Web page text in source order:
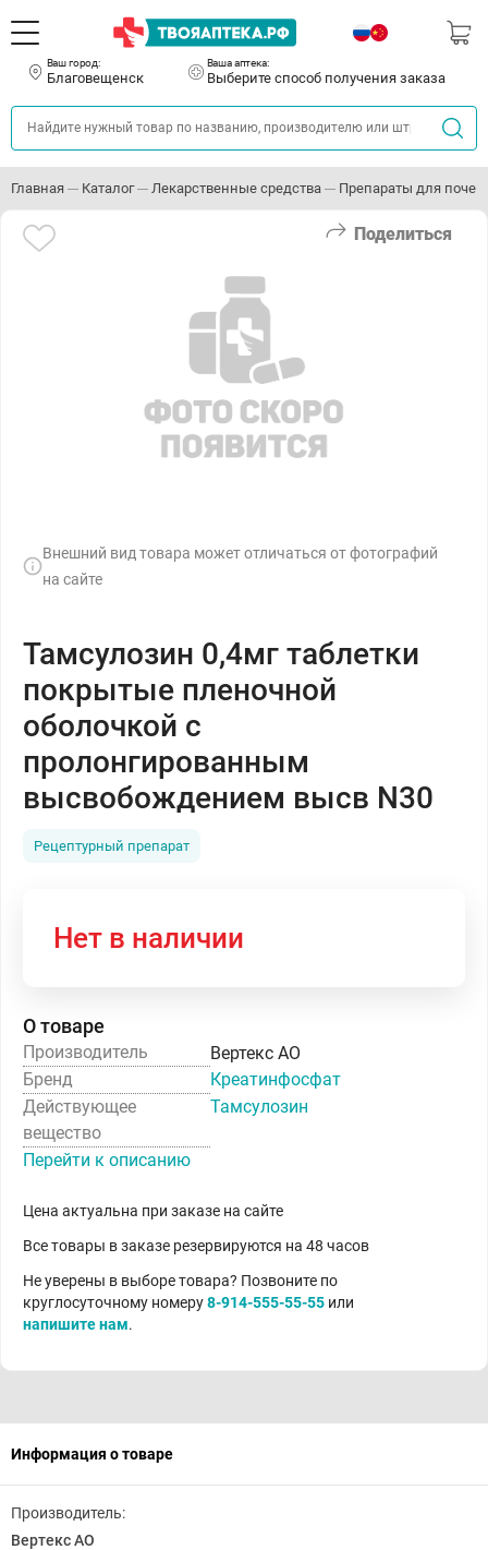
Ваш город:
Благовещенск
Ваша аптека:
Выберите способ получения заказа
Главная Каталог Лекарственные средства Препараты для
Поделиться
Внешний вид товара может отличаться от фотографий
на сайте
Тамсулозин 0,4мг таблетки
покрытые пленочной
оболочкой с
пролонгированным
высвобождением высв N30
Рецептурный препарат
Нет в наличии
О товаре
Производитель
Вертекс АО
Бренд
Креатинфосфат
Действующее
вещество
Тамсулозин
Перейти к описанию
Цена актуальна при заказе на сайте
Все товары в заказе резервируются на 48 часов
Не уверены в выборе товара? Позвоните по
круглосуточному номеру8-914-555-55-55 или
напишите нам.
Информация о товаре
Производитель:
Вертекс АО